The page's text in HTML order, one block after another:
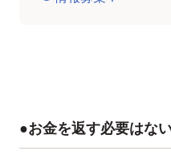
●お金を返す必要はな